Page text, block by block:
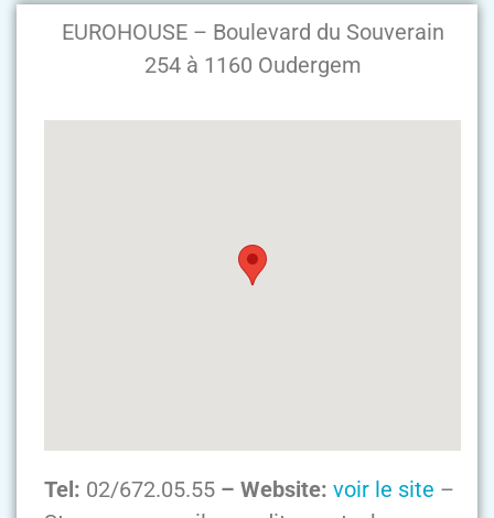
EUROHOUSE – Boulevard du Souverain
254 à 1160 Oudergem
Tel: 02/672.05.55 – Website: voir le site –